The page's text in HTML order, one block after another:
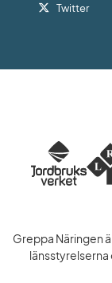
Twitter
Greppa Näringen